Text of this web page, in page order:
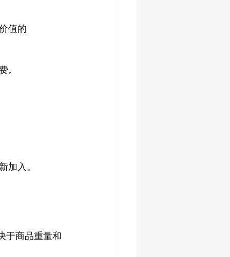
值的
。
加入。
于商品重量和